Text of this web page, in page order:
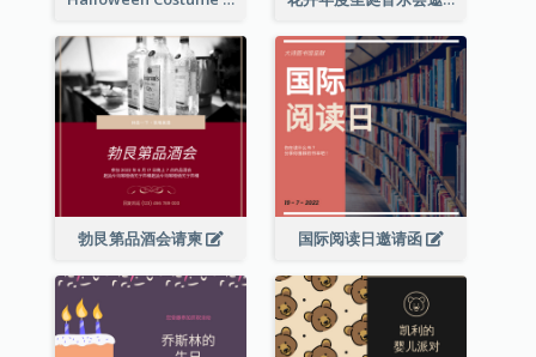
勃艮第品酒会请柬 国际阅读日邀请函